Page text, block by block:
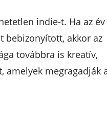
indie-t. Ha az év
bebizonyított, akkor az
továbbra is kreatív,
amelyek megragadják